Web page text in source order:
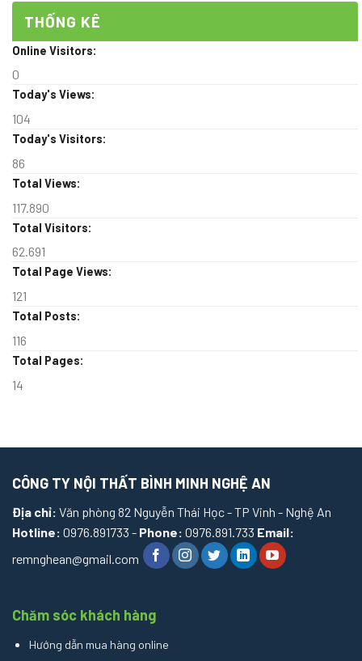
THỐNG KÊ
Online Visitors:
0
Today's Views:
104
Today's Visitors:
86
Total Views:
117.890
Total Visitors:
62.691
Total Page Views:
121
Total Posts:
116
Total Pages:
14
CÔNG TY NỘI THẤT BÌNH MINH NGHỆ AN
Địa chỉ: Văn phòng 82 Nguyễn Thái Học - TP Vinh - Nghệ An
Hotline: 0976.891733 - Phone: 0976.891.733 Email:
remnghean@gmail.com
Chăm sóc khách hàng
Hướng dẫn mua hàng online